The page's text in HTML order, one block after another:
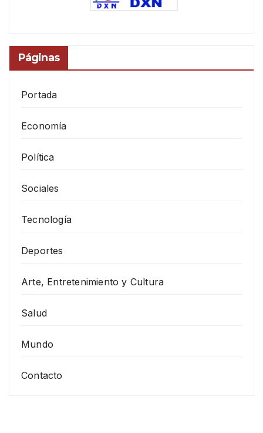
Páginas
Portada
Economía
Política
Sociales
Tecnología
Deportes
Arte, Entretenimiento y Cultura
Salud
Mundo
Contacto